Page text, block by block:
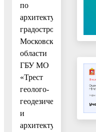
по
архитектуре
градостроительству
Московской
области
ГБУ МО
«Трест
геолого-
геодезических
и
архитектурно-